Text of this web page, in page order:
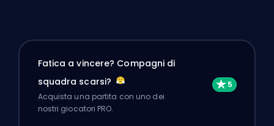
Fatica a vincere? Compagni di
squadra scarsi?
Acquista una partita con uno dei
nostri giocatori PRO.